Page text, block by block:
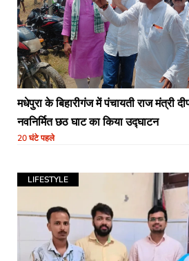
मधेपुरा के बिहारीगंज में पंचायती राज मंत्री
नवनिर्मित छठ घाट का किया उद्घाटन
20 घंटे पहले
LIFESTYLE